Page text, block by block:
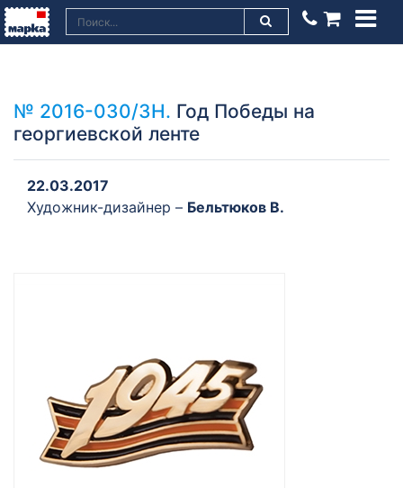
№ 2016-030/ЗН. Год Победы на
георгиевской ленте
22.03.2017
Художник-дизайнер – Бельтюков В.